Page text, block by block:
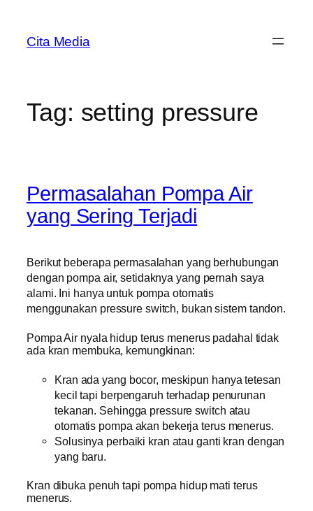
content
Cita Media
Tag: setting pressure
Permasalahan Pompa Air
yang Sering Terjadi
Berikut beberapa permasalahan yang berhubungan
dengan pompa air, setidaknya yang pernah saya
alami. Ini hanya untuk pompa otomatis
menggunakan pressure switch, bukan sistem tandon.
Pompa Air nyala hidup terus menerus padahal tidak
ada kran membuka, kemungkinan:
Kran ada yang bocor, meskipun hanya tetesan
kecil tapi berpengaruh terhadap penurunan
tekanan. Sehingga pressure switch atau
otomatis pompa akan bekerja terus menerus.
Solusinya perbaiki kran atau ganti kran dengan
yang baru.
Kran dibuka penuh tapi pompa hidup mati terus
menerus.